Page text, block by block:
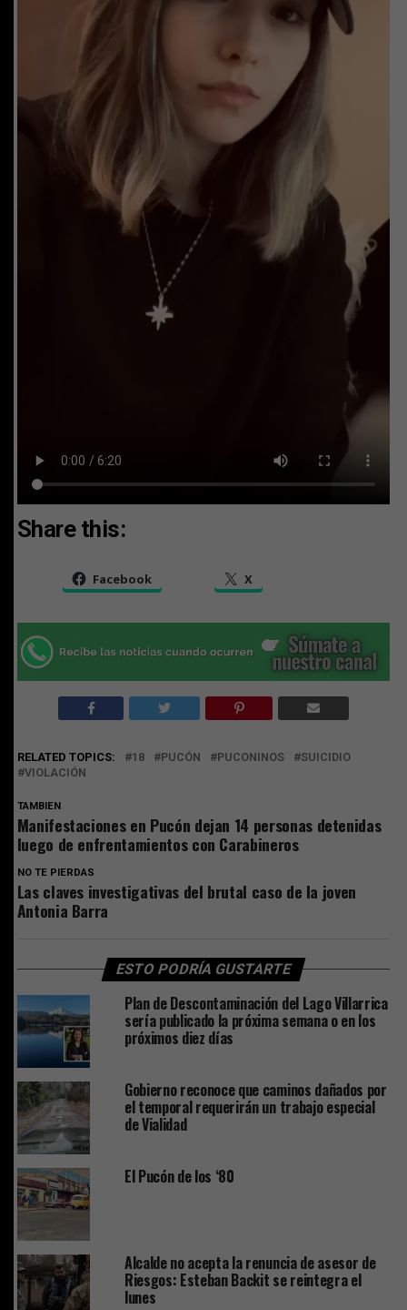
Share this:
Facebook X
RELATED TOPICS: 18 PUCÓN PUCONINOS
SUICIDIO
VIOLACIÓN
TAMBIEN
Manifestaciones en Pucón dejan 14 personas detenidas
luego de enfrentamientos con Carabineros
NO TE PIERDAS
Las claves investigativas del brutal caso de la joven
Antonia Barra
ESTO PODRÍA GUSTARTE
Plan de Descontaminación del Lago Villarrica
sería publicado la próxima semana o en los
próximos diez días
Gobierno reconoce que caminos dañados por
el temporal requerirán un trabajo especial
de Vialidad
El Pucón de los ‘80
Alcalde no acepta la renuncia de asesor de
Riesgos: Esteban Backit se reintegra el
lunes